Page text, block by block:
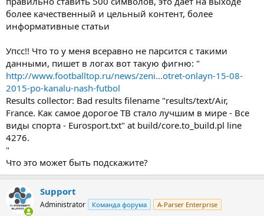
более качественный и цельный контент, более
информативные статьи
Упсс!! Что то у меня всеравно не парсится с такими
данными, пишет в логах вот такую фигню: "
http://www.footballtop.ru/news/zeni...otret-onlayn-15-08-
2015-po-kanalu-nash-futbol
Results collector: Bad results filename "results/text/Air,
France. Как самое дорогое ТВ стало лучшим в мире - Все
виды спорта - Eurosport.txt" at build/core.to_build.pl line
4276.
"
Что это может быть подскажите?
Support
Administrator Команда форума A-Parser Enterprise